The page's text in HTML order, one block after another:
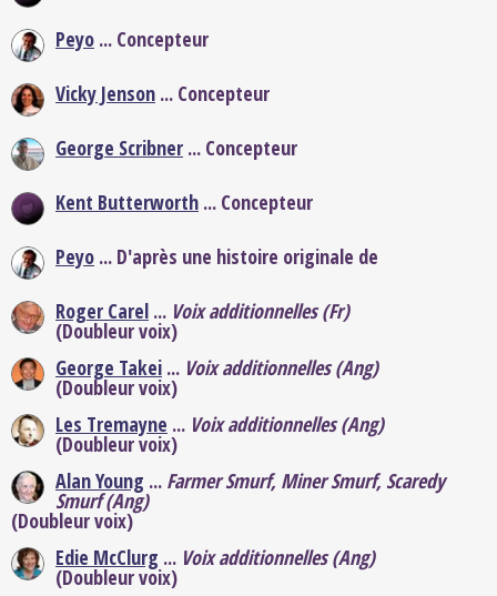
Peyo ... Concepteur
Vicky Jenson ... Concepteur
George Scribner ... Concepteur
Kent Butterworth ... Concepteur
Peyo ... D'après une histoire originale de
Roger Carel ... Voix additionnelles (Fr)
(Doubleur voix)
George Takei ... Voix additionnelles (Ang)
(Doubleur voix)
Les Tremayne ... Voix additionnelles (Ang)
(Doubleur voix)
Alan Young ... Farmer Smurf, Miner Smurf, Scaredy
Smurf (Ang)
(Doubleur voix)
Edie McClurg ... Voix additionnelles (Ang)
(Doubleur voix)